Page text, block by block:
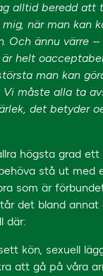
alltid beredd att
när man
Och ännu värre
helt
man kan
måste alla ta
det betyder
högsta grad
stå ut med
som är
det bland
där:
kön, sexuell
att gå på våra